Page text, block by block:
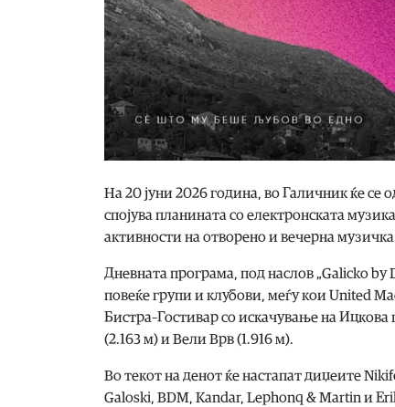
На 20 јуни 2026 година, во Галичник ќе се
спојува планината со електронската
активности на отворено и вечерна
Дневната програма, под наслов „Galicko
повеќе групи и клубови, меѓу кои United
Бистра–Гостивар со искачување на
(2.163 м) и Вели Врв (1.916 м).
Во текот на денот ќе настапат диџеите
Galoski, BDM, Kandar, Lephonq & Martin и